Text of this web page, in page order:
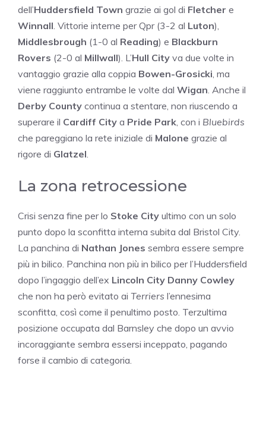
dell’Huddersfield Town grazie ai gol di Fletcher e
Winnall. Vittorie interne per Qpr (3-2 al Luton),
Middlesbrough (1-0 al Reading) e Blackburn
Rovers (2-0 al Millwall). L’Hull City va due volte in
vantaggio grazie alla coppia Bowen-Grosicki, ma
viene raggiunto entrambe le volte dal Wigan. Anche il
Derby County continua a stentare, non riuscendo a
superare il Cardiff City a Pride Park, con i Bluebirds
che pareggiano la rete iniziale di Malone grazie al
rigore di Glatzel.
La zona retrocessione
Crisi senza fine per lo Stoke City ultimo con un solo
punto dopo la sconfitta interna subita dal Bristol City.
La panchina di Nathan Jones sembra essere sempre
più in bilico. Panchina non più in bilico per l’Huddersfield
dopo l’ingaggio dell’ex Lincoln City Danny Cowley
che non ha però evitato ai Terriers l’ennesima
sconfitta, così come il penultimo posto. Terzultima
posizione occupata dal Barnsley che dopo un avvio
incoraggiante sembra essersi inceppato, pagando
forse il cambio di categoria.